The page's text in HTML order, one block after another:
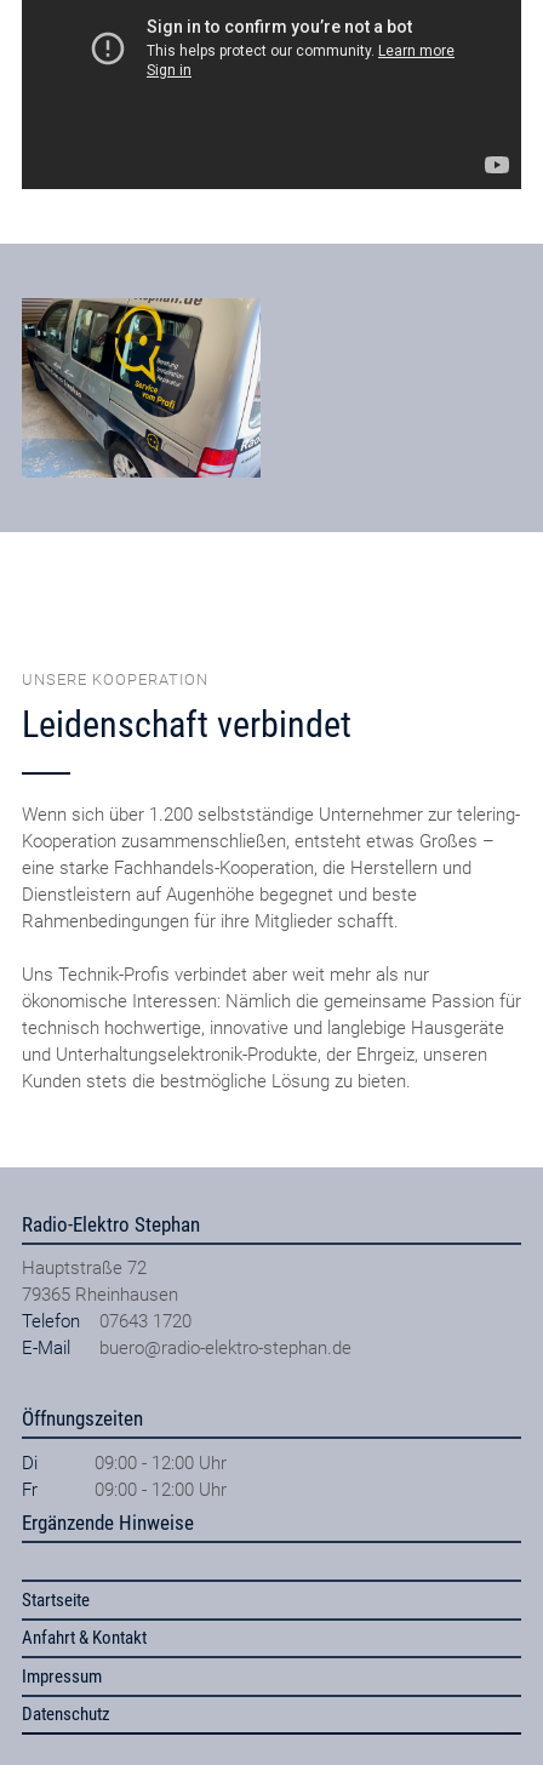
UNSERE KOOPERATION
Leidenschaft verbindet
Wenn sich über 1.200 selbstständige Unternehmer zur telering-
Kooperation zusammenschließen, entsteht etwas Großes –
eine starke Fachhandels-Kooperation, die Herstellern und
Dienstleistern auf Augenhöhe begegnet und beste
Rahmenbedingungen für ihre Mitglieder schafft.
Uns Technik-Profis verbindet aber weit mehr als nur
ökonomische Interessen: Nämlich die gemeinsame Passion für
technisch hochwertige, innovative und langlebige Hausgeräte
und Unterhaltungselektronik-Produkte, der Ehrgeiz, unseren
Kunden stets die bestmögliche Lösung zu bieten.
Radio-Elektro Stephan
Hauptstraße 72
79365 Rheinhausen
Telefon
07643 1720
E-Mail
buero@radio-elektro-stephan.de
Öffnungszeiten
Di
09:00 - 12:00 Uhr
Fr
09:00 - 12:00 Uhr
Ergänzende Hinweise
Startseite
Anfahrt & Kontakt
Impressum
Datenschutz